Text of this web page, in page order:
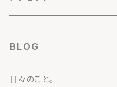
BLOG
日々のこと。